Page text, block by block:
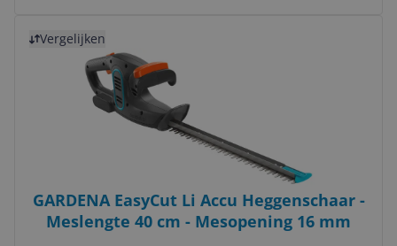
Vergelijken
GARDENA EasyCut Li Accu Heggenschaar -
Meslengte 40 cm - Mesopening 16 mm